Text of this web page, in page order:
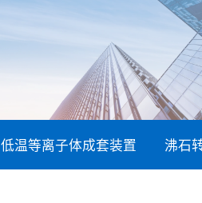
低温等离子体成套装置 沸石